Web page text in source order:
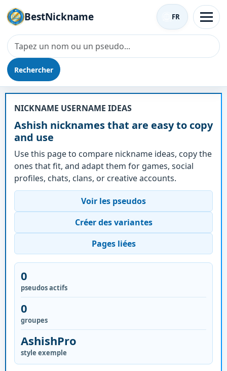
BestNickname
Rechercher
FR
Surnom - Ashish
NICKNAME USERNAME IDEAS
Ashish nicknames that are easy to copy
and use
Use this page to compare nickname ideas, copy the
ones that fit, and adapt them for games, social
profiles, chats, clans, or creative accounts.
Voir les pseudos
Créer des variantes
Pages liées
0
pseudos actifs
0
groupes
AshishPro
style exemple